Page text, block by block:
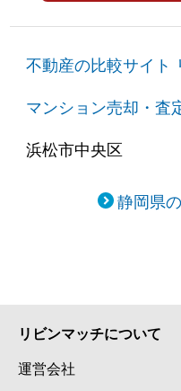
不動産の比較サイト
マンション売却・査
浜松市中央区
静岡県
リビンマッチについて
運営会社